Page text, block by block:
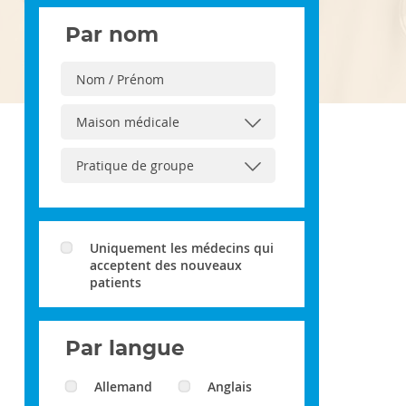
Par nom
Uniquement les médecins qui
acceptent des nouveaux
patients
Par langue
Allemand Anglais